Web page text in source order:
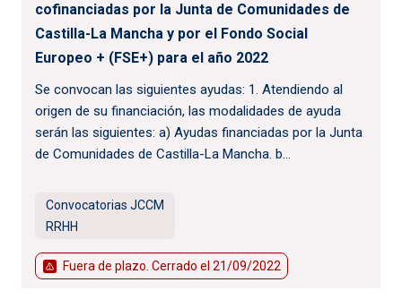
cofinanciadas por la Junta de Comunidades de
Castilla-La Mancha y por el Fondo Social
Europeo + (FSE+) para el año 2022
Se convocan las siguientes ayudas: 1. Atendiendo al
origen de su financiación, las modalidades de ayuda
serán las siguientes: a) Ayudas financiadas por la Junta
de Comunidades de Castilla-La Mancha. b...
Convocatorias JCCM
RRHH
Fuera de plazo. Cerrado el 21/09/2022